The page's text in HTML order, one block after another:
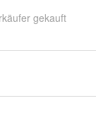
gekauft